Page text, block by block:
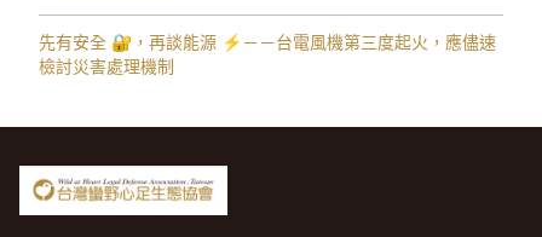
先有安全 🔐，再談能源 ⚡️－－台電風機第三度起火，應儘速
檢討災害處理機制